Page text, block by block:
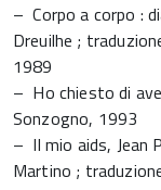
– Corpo a corpo :
Dreuilhe ;
1989
– Ho chiesto di
Sonzogno, 1993
– Il mio aids, Jean
Martino ;